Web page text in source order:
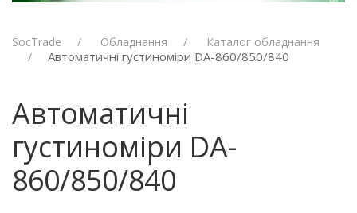
SocTrade Обладнання Каталог обладнання
Автоматичні густиноміри DA-860/850/840
Автоматичні
густиноміри DA-
860/850/840